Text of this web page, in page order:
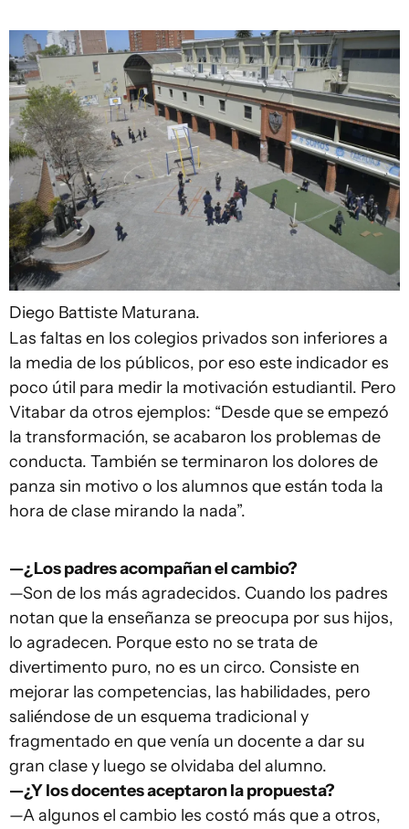
Diego Battiste Maturana.
Las faltas en los colegios privados son inferiores a
la media de los públicos, por eso este indicador es
poco útil para medir la motivación estudiantil. Pero
Vitabar da otros ejemplos: “Desde que se empezó
la transformación, se acabaron los problemas de
conducta. También se terminaron los dolores de
panza sin motivo o los alumnos que están toda la
hora de clase mirando la nada”.
—¿Los padres acompañan el cambio?
—Son de los más agradecidos. Cuando los padres
notan que la enseñanza se preocupa por sus hijos,
lo agradecen. Porque esto no se trata de
divertimento puro, no es un circo. Consiste en
mejorar las competencias, las habilidades, pero
saliéndose de un esquema tradicional y
fragmentado en que venía un docente a dar su
gran clase y luego se olvidaba del alumno.
—¿Y los docentes aceptaron la propuesta?
—A algunos el cambio les costó más que a otros,